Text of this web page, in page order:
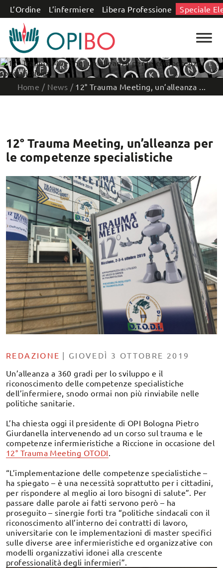
Salta al contenuto
L’Ordine L’infermiere Libera Professione Speciale
Home / News / 12° Trauma Meeting, un’alleanza ...
12° Trauma Meeting, un’alleanza per
le competenze specialistiche
REDAZIONE | GIOVEDÌ 3 OTTOBRE 2019
Un’alleanza a 360 gradi per lo sviluppo e il
riconoscimento delle competenze specialistiche
dell’infermiere, snodo ormai non più rinviabile nelle
politiche sanitarie.
L’ha chiesta oggi il presidente di OPI Bologna Pietro
Giurdanella intervenendo ad un corso sul trauma e le
competenze infermieristiche a Riccione in occasione del
12° Trauma Meeting OTODI.
“L’implementazione delle competenze specialistiche –
ha spiegato – è una necessità soprattutto per i cittadini,
per rispondere al meglio ai loro bisogni di salute”. Per
passare dalle parole ai fatti servono però – ha
proseguito – sinergie forti tra “politiche sindacali con il
riconoscimento all’interno dei contratti di lavoro,
universitarie con le implementazioni di master specifici
sulle diverse aree infermieristiche ed organizzative con
modelli organizzativi idonei alla crescente
professionalità degli infermieri”.